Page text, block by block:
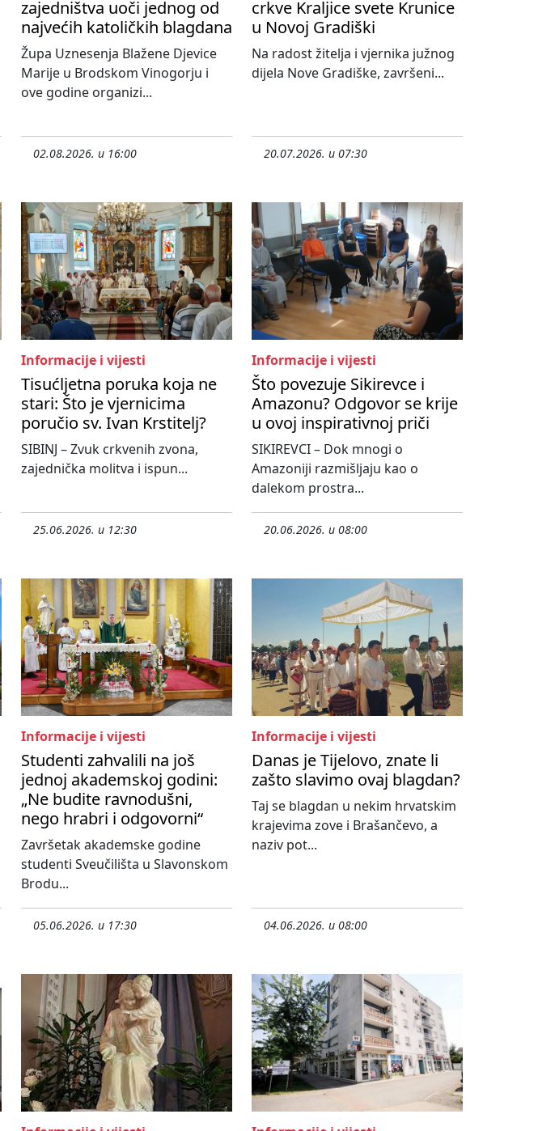
zajedništva uoči jednog od
najvećih katoličkih blagdana
Župa Uznesenja Blažene Djevice
Marije u Brodskom Vinogorju i
ove godine organizi...
02.08.2026. u 16:00
crkve Kraljice svete Krunice
u Novoj Gradiški
Na radost žitelja i vjernika južnog
dijela Nove Gradiške, završeni...
20.07.2026. u 07:30
Informacije i vijesti
Tisućljetna poruka koja ne
stari: Što je vjernicima
poručio sv. Ivan Krstitelj?
SIBINJ – Zvuk crkvenih zvona,
zajednička molitva i ispun...
25.06.2026. u 12:30
Informacije i vijesti
Što povezuje Sikirevce i
Amazonu? Odgovor se krije
u ovoj inspirativnoj priči
SIKIREVCI – Dok mnogi o
Amazoniji razmišljaju kao o
dalekom prostra...
20.06.2026. u 08:00
Informacije i vijesti
Studenti zahvalili na još
jednoj akademskoj godini:
„Ne budite ravnodušni,
nego hrabri i odgovorni“
Završetak akademske godine
studenti Sveučilišta u Slavonskom
Brodu...
05.06.2026. u 17:30
Informacije i vijesti
Danas je Tijelovo, znate li
zašto slavimo ovaj blagdan?
Taj se blagdan u nekim hrvatskim
krajevima zove i Brašančevo, a
naziv pot...
04.06.2026. u 08:00